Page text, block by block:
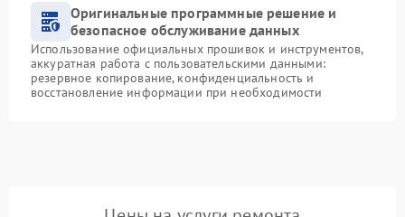
Оригинальные программные решение и
безопасное обслуживание данных
Использование официальных прошивок и инструментов,
аккуратная работа с пользовательскими данными:
резервное копирование, конфиденциальность и
восстановление информации при необходимости